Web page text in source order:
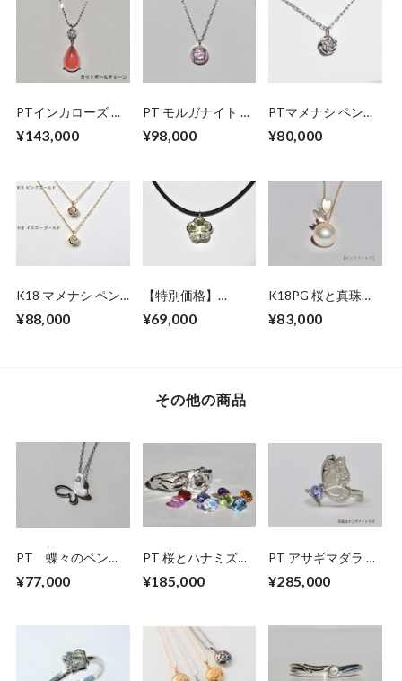
PTインカローズ ダ
ントネックレス
¥143,000
PT モルガナイト ペ
¥98,000
PTマメナシ ペンダ
¥80,000
K18 マメナシ ペン
¥88,000
【特別価格】
ット レモンクォー
¥69,000
K18PG 桜と真珠の
ス
¥83,000
その他の商品
PT 蝶々のペンダ
¥77,000
PT 桜とハナミズキ
ダー】
¥185,000
PT アサギマダラ リ
ー】
¥285,000